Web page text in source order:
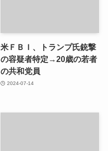
米ＦＢＩ、トランプ氏銃撃
の容疑者特定→20歳の若者
の共和党員
2024-07-14